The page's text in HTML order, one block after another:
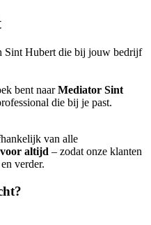
Sint Hubert die bij jouw bedrijf
bent naarMediator Sint
die bij je past.
van alle
voor altijd – zodat onze klanten
verder.